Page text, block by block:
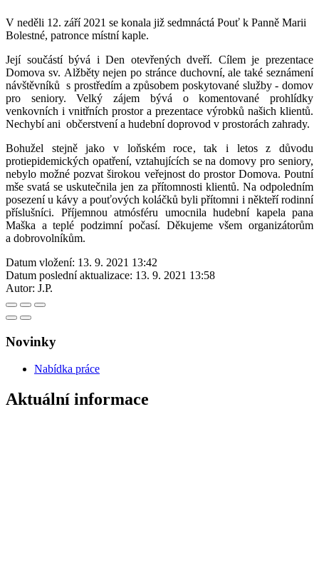
V neděli 12. září 2021 se konala již sedmnáctá Pouť k Panně Marii
Bolestné, patronce místní kaple.
Její součástí bývá i Den otevřených dveří. Cílem je prezentace
Domova sv. Alžběty nejen po stránce duchovní, ale také seznámení
návštěvníků s prostředím a způsobem poskytované služby - domov
pro seniory. Velký zájem bývá o komentované prohlídky
venkovních i vnitřních prostor a prezentace výrobků našich klientů.
Nechybí ani občerstvení a hudební doprovod v prostorách zahrady.
Bohužel stejně jako v loňském roce, tak i letos z důvodu
protiepidemických opatření, vztahujících se na domovy pro seniory,
nebylo možné pozvat širokou veřejnost do prostor Domova. Poutní
mše svatá se uskutečnila jen za přítomnosti klientů. Na odpoledním
posezení u kávy a pouťových koláčků byli přítomni i někteří rodinní
příslušníci. Příjemnou atmósféru umocnila hudební kapela pana
Maška a teplé podzimní počasí. Děkujeme všem organizátorům
a dobrovolníkům.
Datum vložení: 13. 9. 2021 13:42
Datum poslední aktualizace: 13. 9. 2021 13:58
Autor: J.P.
Novinky
Nabídka práce
Aktuální informace